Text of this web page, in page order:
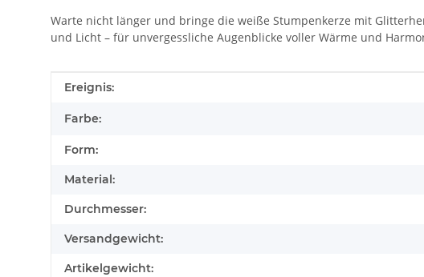
Warte nicht länger und bringe die weiße Stumpenkerze mit
und Licht – für unvergessliche Augenblicke voller Wärme und
Produkteigenschaft
Wert
Ereignis:
Farbe:
Form:
Material:
Durchmesser:
Versandgewicht:
Artikelgewicht: